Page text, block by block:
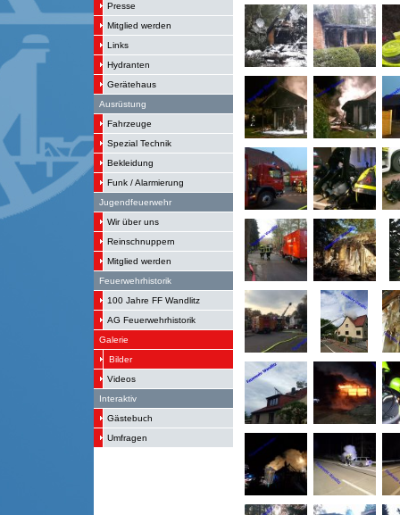
Presse
Mitglied werden
Links
Hydranten
Gerätehaus
Ausrüstung
Fahrzeuge
Spezial Technik
Bekleidung
Funk / Alarmierung
Jugendfeuerwehr
Wir über uns
Reinschnuppern
Mitglied werden
Feuerwehrhistorik
100 Jahre FF Wandlitz
AG Feuerwehrhistorik
Galerie
Bilder
Videos
Interaktiv
Gästebuch
Umfragen